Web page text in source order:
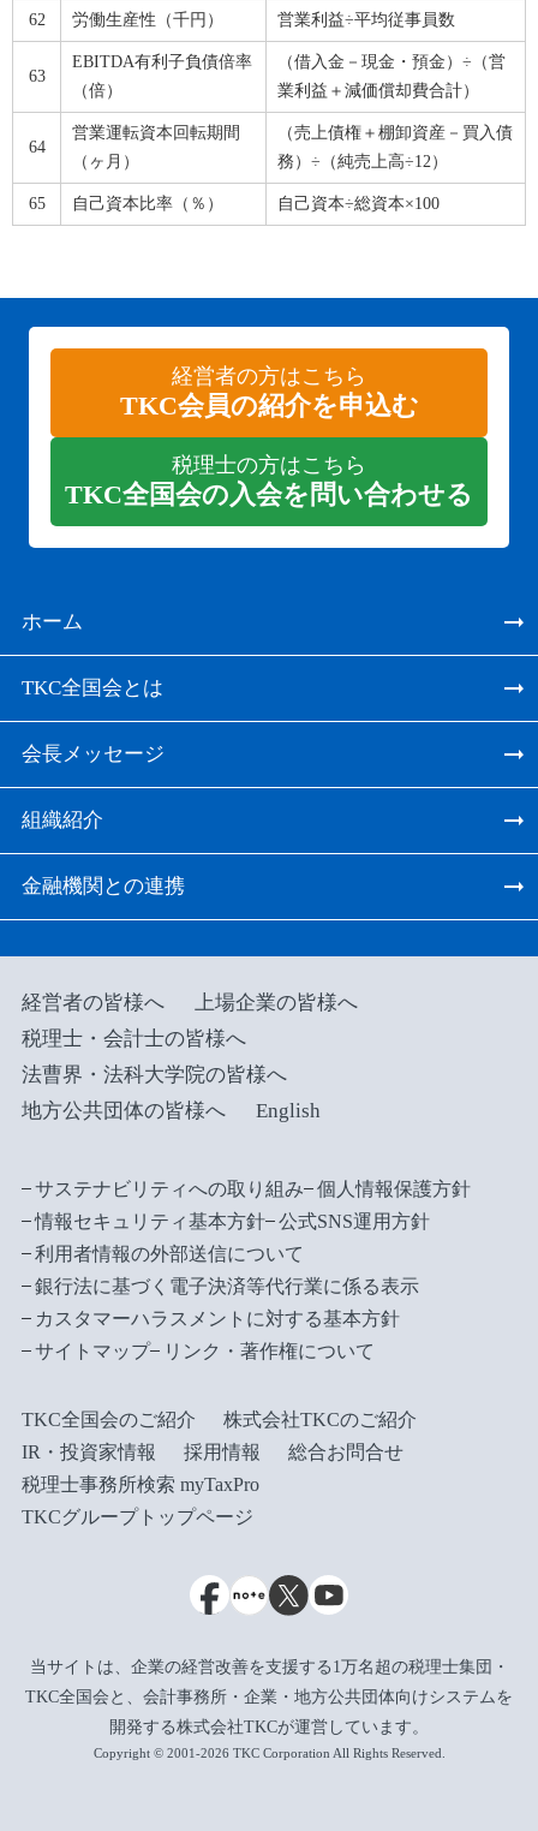
62 労働生産性（千円） 営業利益÷平均従事員数
63
EBITDA有利子負債倍率
（倍）
（借入金－現金・預金）÷（営
業利益＋減価償却費合計）
64
営業運転資本回転期間
（ヶ月）
（売上債権＋棚卸資産－買入債
務）÷（純売上高÷12）
65 自己資本比率（％） 自己資本÷総資本×100
経営者の方はこちら
TKC会員の紹介を申込む
税理士の方はこちら
TKC全国会の入会を問い合わせる
ホーム
TKC全国会とは
会長メッセージ
組織紹介
金融機関との連携
経営者の皆様へ
上場企業の皆様へ
税理士・会計士の皆様へ
法曹界・法科大学院の皆様へ
地方公共団体の皆様へ
English
サステナビリティへの取り組み
個人情報保護方針
情報セキュリティ基本方針
公式SNS運用方針
利用者情報の外部送信について
銀行法に基づく電子決済等代行業に係る表示
カスタマーハラスメントに対する基本方針
サイトマップ
リンク・著作権について
TKC全国会のご紹介
株式会社TKCのご紹介
IR・投資家情報
採用情報
総合お問合せ
税理士事務所検索 myTaxPro
TKCグループトップページ
当サイトは、企業の経営改善を支援する1万名超の税理士集団・
TKC全国会と、会計事務所・企業・地方公共団体向けシステムを
開発する株式会社TKCが運営しています。
Copyright © 2001-2026 TKC Corporation All Rights Reserved.